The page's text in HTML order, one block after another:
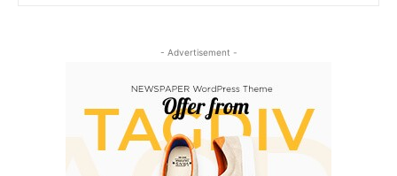
- Advertisement -